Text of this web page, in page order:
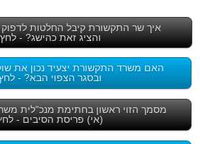
איך שר התקשורת קיבל החלטות לדפוק
והציג זאת כהישג? -
האם משרד התקשורת יצעיד נכון את
ובסגר הצפוי הבא? -
מסמך הזוי ראשון בחתימת מנכ"לית
(אי) פריסת הסיבים -